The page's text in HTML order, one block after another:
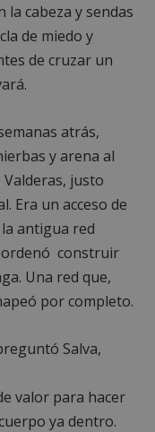
la cabeza y sendas
de miedo y
de cruzar un
atrás,
y arena al
justo
Era un acceso de
antigua red
ordenó construir
Una red que,
por completo.
Salva,
valor para hacer
ya dentro.